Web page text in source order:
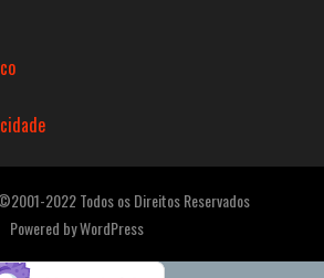
2022 Todos os Direitos Reservados
Powered byWordPress